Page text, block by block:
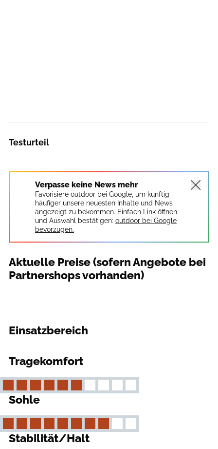
Testurteil
Verpasse keine News mehr
Favorisiere outdoor bei Google, um künftig
häufiger unsere neuesten Inhalte und News
angezeigt zu bekommen. Einfach Link öffnen
und Auswahl bestätigen: outdoor bei Google
bevorzugen.
Aktuelle Preise (sofern Angebote bei
Partnershops vorhanden)
Einsatzbereich
Tragekomfort
Sohle
Stabilität/Halt